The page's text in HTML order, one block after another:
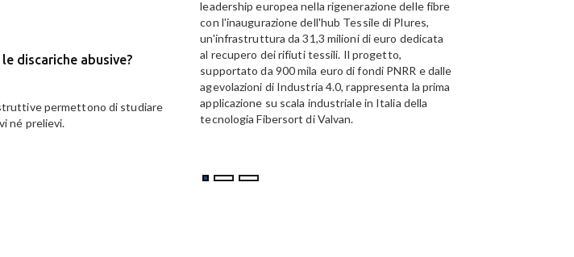
discariche abusive?
permettono di studiare
né prelievi.
leadership europea nella rigenerazione delle fibre
con l'inaugurazione dell'hub Tessile di Plures,
un'infrastruttura da 31,3 milioni di euro dedicata
al recupero dei rifiuti tessili. Il progetto,
supportato da 900 mila euro di fondi PNRR e dalle
agevolazioni di Industria 4.0, rappresenta la prima
applicazione su scala industriale in Italia della
tecnologia Fibersort di Valvan.